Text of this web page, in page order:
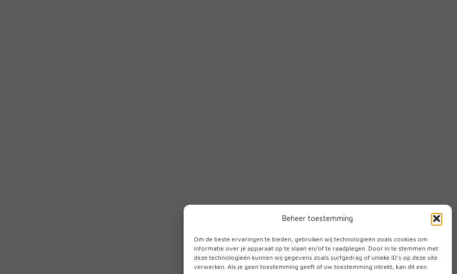
Beheer toestemming
Om de beste ervaringen te bieden, gebruiken wij technologieën zoals cookies om
informatie over je apparaat op te slaan en/of te raadplegen. Door in te stemmen met
deze technologieën kunnen wij gegevens zoals surfgedrag of unieke ID's op deze site
verwerken. Als je geen toestemming geeft of uw toestemming intrekt, kan dit een